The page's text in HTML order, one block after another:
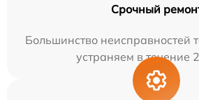
Срочный
Большинство неисправностей
устраняем в течение